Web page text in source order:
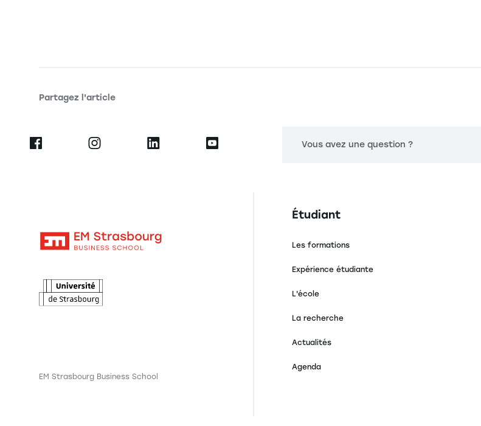
Partagez l'article
Vous avez une question ?
EM Strasbourg Business School
Navigation principale footer
Étudiant
Les formations
Expérience étudiante
L'école
La recherche
Actualités
Agenda